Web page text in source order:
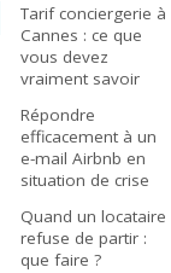
Tarif conciergerie à
Cannes : ce que
vous devez
vraiment savoir
Répondre
efficacement à un
e-mail Airbnb en
situation de crise
Quand un locataire
refuse de partir :
que faire ?